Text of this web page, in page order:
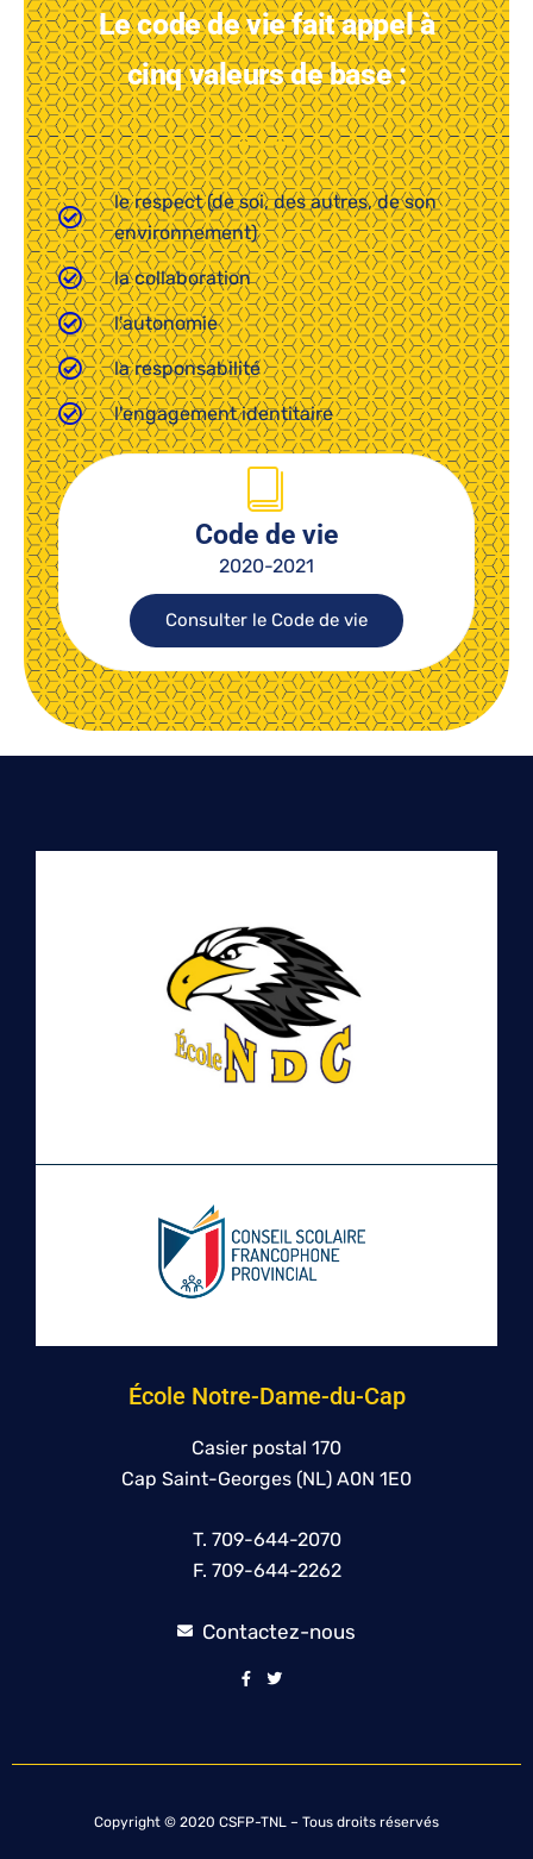
Le code de vie fait appel à
cinq valeurs de base :
le respect (de soi, des autres, de son
environnement)
la collaboration
l'autonomie
la responsabilité
l'engagement identitaire
Code de vie
2020-2021
Consulter le Code de vie
École Notre-Dame-du-Cap
Casier postal 170
Cap Saint-Georges (NL) A0N 1E0
T. 709-644-2070
F. 709-644-2262
Contactez-nous
Copyright © 2020 CSFP-TNL – Tous droits réservés